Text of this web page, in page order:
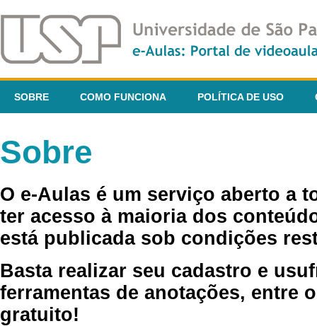
SOBRE COMO FUNCIONA POLÍTICA DE USO
Sobre
O e-Aulas é um serviço aberto a
ter acesso à maioria dos
está publicada sob condições
Basta realizar seu cadastro e
ferramentas de anotações, entre
gratuito!